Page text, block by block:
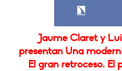
Jaume Claret y
presentan Una
El gran retroceso.